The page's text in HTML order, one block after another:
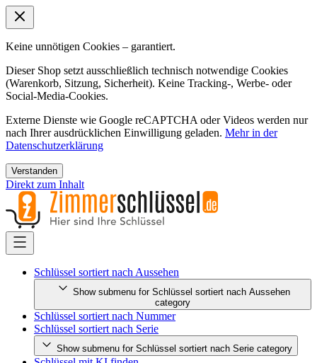
Keine unnötigen Cookies – garantiert.
Dieser Shop setzt ausschließlich technisch notwendige Cookies
(Warenkorb, Sitzung, Sicherheit). Keine Tracking-, Werbe- oder
Social-Media-Cookies.
Externe Dienste wie Google reCAPTCHA oder Videos werden nur
nach Ihrer ausdrücklichen Einwilligung geladen. Mehr in der
Datenschutzerklärung
Verstanden
Direkt zum Inhalt
Schlüssel sortiert nach Aussehen
Show submenu for Schlüssel sortiert nach Aussehen
category
Schlüssel sortiert nach Nummer
Schlüssel sortiert nach Serie
Show submenu for Schlüssel sortiert nach Serie category